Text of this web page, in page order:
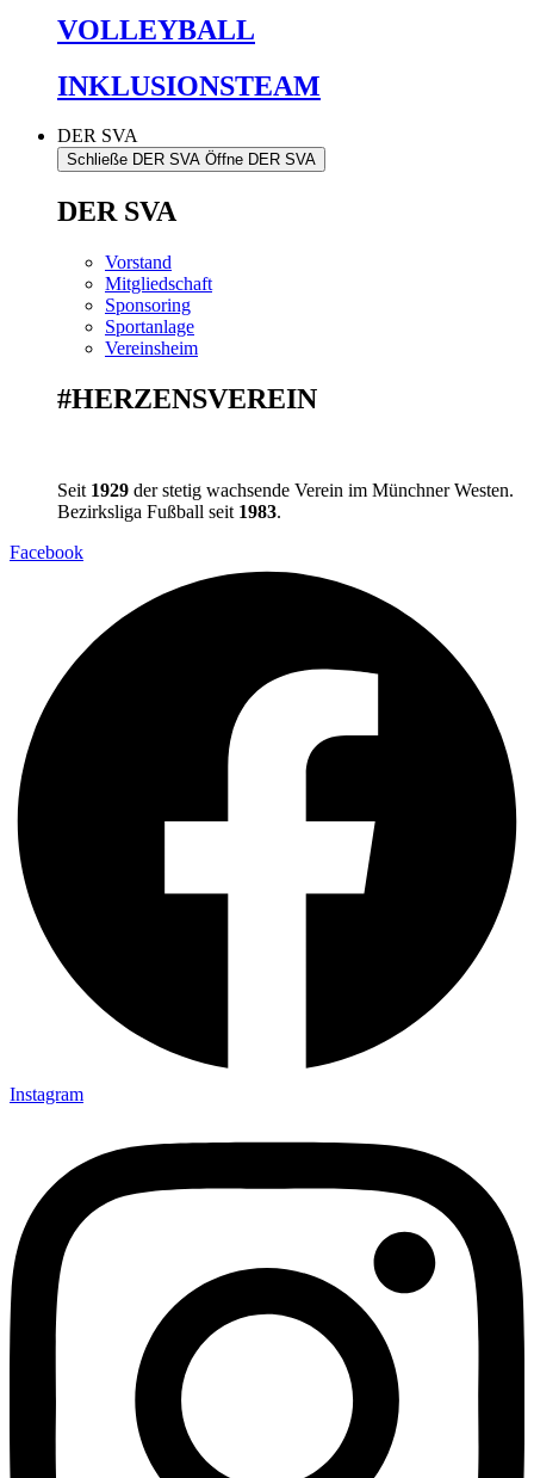
VOLLEYBALL
INKLUSIONSTEAM
DER SVA
Schließe DER SVA Öffne DER SVA
DER SVA
Vorstand
Mitgliedschaft
Sponsoring
Sportanlage
Vereinsheim
#HERZENSVEREIN
Seit 1929 der stetig wachsende Verein im Münchner Westen.
Bezirksliga Fußball seit 1983.
Facebook
Instagram